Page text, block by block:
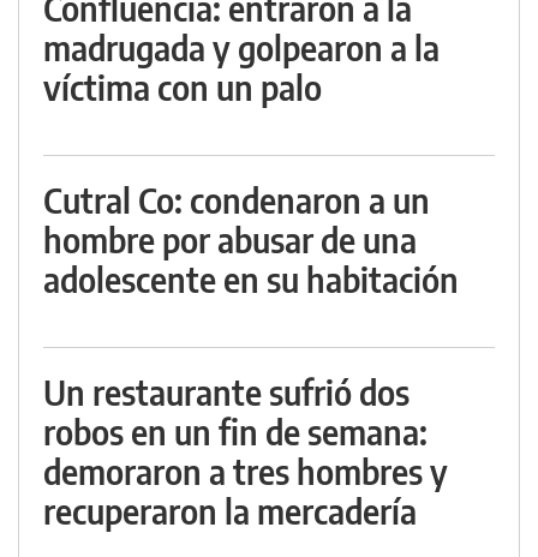
madrugada y golpearon a la
víctima con un palo
Cutral Co: condenaron a un
hombre por abusar de una
adolescente en su habitación
Un restaurante sufrió dos
robos en un fin de semana:
demoraron a tres hombres y
recuperaron la mercadería